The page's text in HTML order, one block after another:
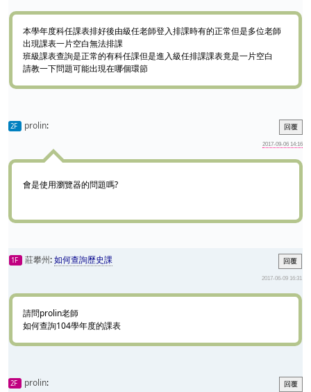
本學年度科任課表排好後由級任老師登入排課時有的正常但是多位老師
出現課表一片空白無法排課
班級課表查詢是正常的有科任課但是進入級任排課課表竟是一片空白
請教一下問題可能出現在哪個環節
回覆
2F prolin:
2017-09-06 14:16
會是使用瀏覽器的問題嗎?
1F 莊攀州: 回覆
如何查詢歷史課
2017-06-09 16:31
請問prolin老師
如何查詢104學年度的課表
回覆
2F prolin: